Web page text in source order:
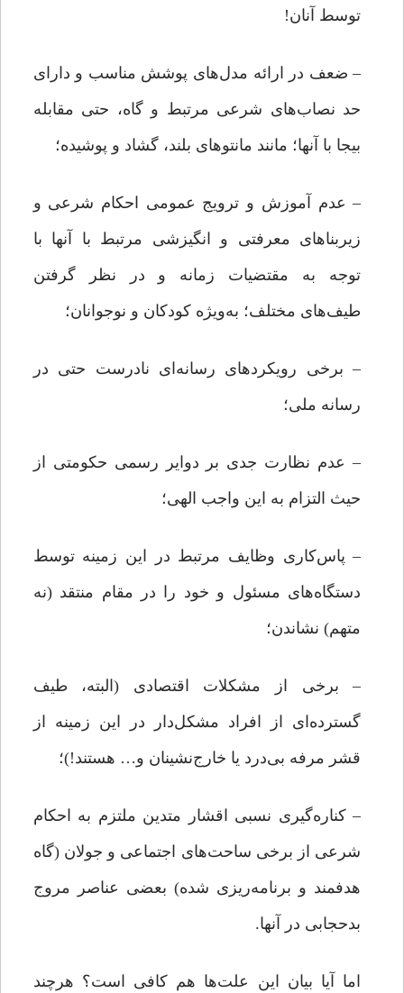
توسط آنان!
– ضعف در ارائه مدل‌های پوشش مناسب و دارای
حد نصاب‌های شرعی مرتبط و گاه، حتی مقابله
بیجا با آنها؛ مانند مانتوهای بلند، گشاد و پوشیده؛
– عدم آموزش و ترویج عمومی احکام شرعی و
زیربناهای معرفتی و انگیزشی مرتبط با آنها با
توجه به مقتضیات زمانه و در نظر گرفتن
طیف‌های مختلف؛ به‌ویژه کودکان و نوجوانان؛
– برخی رویکردهای رسانه‌ای نادرست حتی در
رسانه ملی؛
– عدم نظارت جدی بر دوایر رسمی حکومتی از
حیث التزام به این واجب الهی؛
– پاس‌کاری وظایف مرتبط در این زمینه توسط
دستگاه‌های مسئول و خود را در مقام منتقد (نه
متهم) نشاندن؛
– برخی از مشکلات اقتصادی (البته، طیف
گسترده‌ای از افراد مشکل‌دار در این زمینه از
قشر مرفه بی‌درد یا خارج‌نشینان و… هستند!)؛
– کناره‌گیری نسبی اقشار متدین ملتزم به احکام
شرعی از برخی ساحت‌های اجتماعی و جولان (گاه
هدفمند و برنامه‌ریزی شده) بعضی عناصر مروج
بدحجابی در آنها.
اما آیا بیان این علت‌ها هم کافی است؟ هرچند